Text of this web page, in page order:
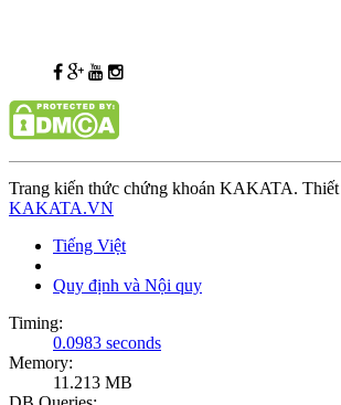
Trang kiến thức chứng khoán KAKATA. Thiết
KAKATA.VN
Tiếng Việt
Quy định và Nội quy
Timing:
0.0983 seconds
Memory:
11.213 MB